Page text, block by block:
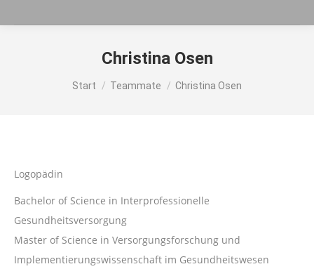
Christina Osen
Sie befinden sich hier:
Start Teammate Christina Osen
Logopädin
Bachelor of Science in Interprofessionelle
Gesundheitsversorgung
Master of Science in Versorgungsforschung und
Implementierungswissenschaft im Gesundheitswesen